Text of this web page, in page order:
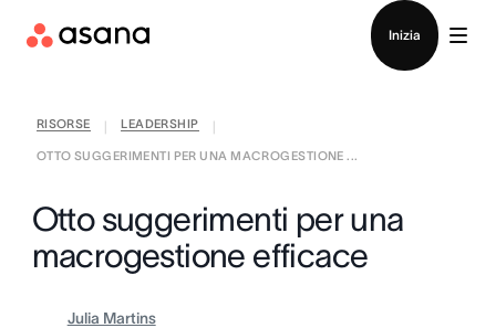
Inizia
RISORSE LEADERSHIP
OTTO SUGGERIMENTI PER UNA MACROGESTIONE ...
Otto suggerimenti per una
macrogestione efficace
Julia Martins